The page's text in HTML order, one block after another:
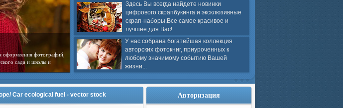
Здесь Вы всегда найдете новинки
цифрового скрапбукинга и эксклюзивные
скрап-наборы.Все самое красивое и
лучшее для Вас!
У нас собрана богатейшая коллекция
авторских фотокниг, приуроченных к
любому значимому событию Вашей
жизни...
оформления фотографий,
сада и школы и
Car ecological fuel - vector stock Авторизация